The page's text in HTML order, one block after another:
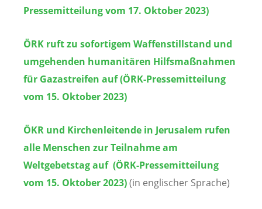
Pressemitteilung vom 17. Oktober 2023)
ÖRK ruft zu sofortigem Waffenstillstand und
umgehenden humanitären Hilfsmaßnahmen
für Gazastreifen auf (ÖRK-Pressemitteilung
vom 15. Oktober 2023)
ÖKR und Kirchenleitende in Jerusalem rufen
alle Menschen zur Teilnahme am
Weltgebetstag auf (ÖRK-Pressemitteilung
vom 15. Oktober 2023)(in englischer Sprache)